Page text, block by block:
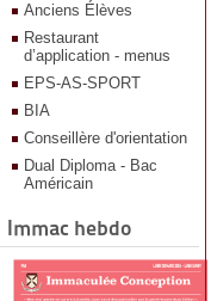
Anciens Élèves
Restaurant
d’application - menus
EPS-AS-SPORT
BIA
Conseillère d'orientation
Dual Diploma - Bac
Américain
Immac hebdo